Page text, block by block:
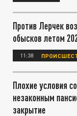
Против Лерчек
обысков летом
11:38
Плохие условия
незаконным
закрытие